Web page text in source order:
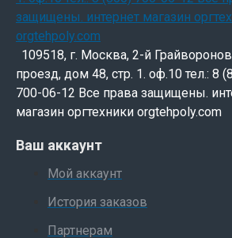
109518, г. Москва, 2-й
проезд, дом 48, стр. 1. оф.10 тел.: 8
700-06-12 Все права защищены.
магазин оргтехники orgtehpoly.com
Ваш аккаунт
Мой аккаунт
История заказов
Партнерам